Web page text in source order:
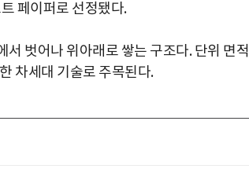
페이퍼로 선정됐다.
벗어나 위아래로 쌓는 구조다. 단위 면적
차세대 기술로 주목된다.